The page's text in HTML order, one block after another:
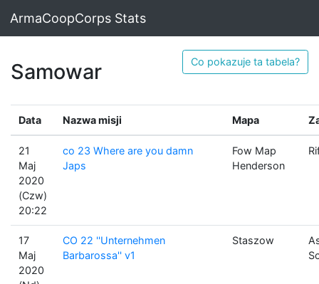
ArmaCoopCorps Stats
Samowar Co pokazuje ta tabela?
Data Nazwa misji Mapa
21
Maj
2020
(Czw)
20:22
co 23 Where are you damn
Japs
Fow Map
Henderson
17
Maj
2020
CO 22 ''Unternehmen
Barbarossa'' v1
Staszow